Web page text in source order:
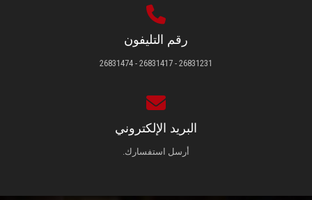
رقم التليفون
26831231 - 26831417 - 26831474
البريد الإلكتروني
أرسل استفسارك.